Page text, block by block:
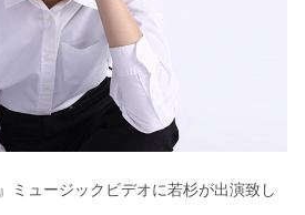
ミュージックビデオに若杉が出演致し